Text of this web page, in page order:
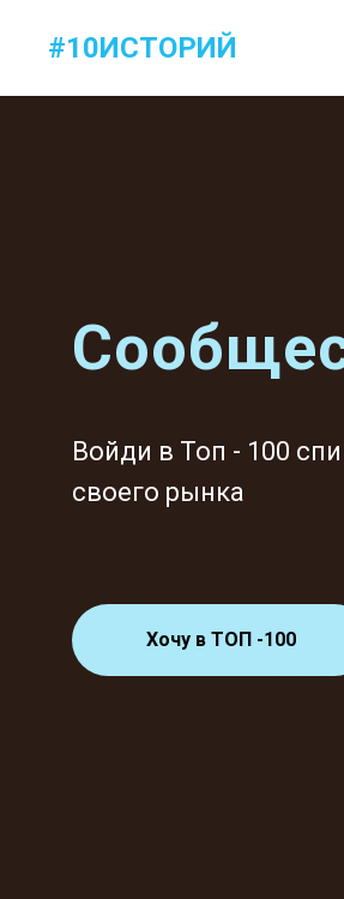
#10ИСТОРИЙ
#10ИСТОРИЙ
Войди в Топ - 100
своего рынка
Хочу в ТОП -100